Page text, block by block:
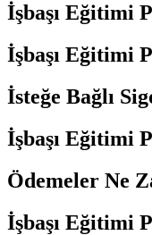
İşbaşı Eğitimi
İşbaşı Eğitimi
İsteğe Bağlı
İşbaşı Eğitimi
Ödemeler Ne
İşbaşı Eğitimi